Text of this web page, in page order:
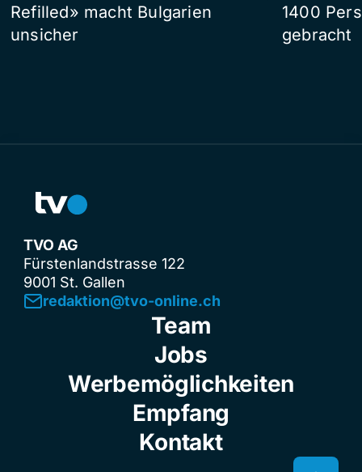
Refilled» macht Bulgarien
unsicher
1400
gebracht
TVO AG
Fürstenlandstrasse 122
9001 St. Gallen
redaktion@tvo-online.ch
Team
Jobs
Werbemöglichkeiten
Empfang
Kontakt